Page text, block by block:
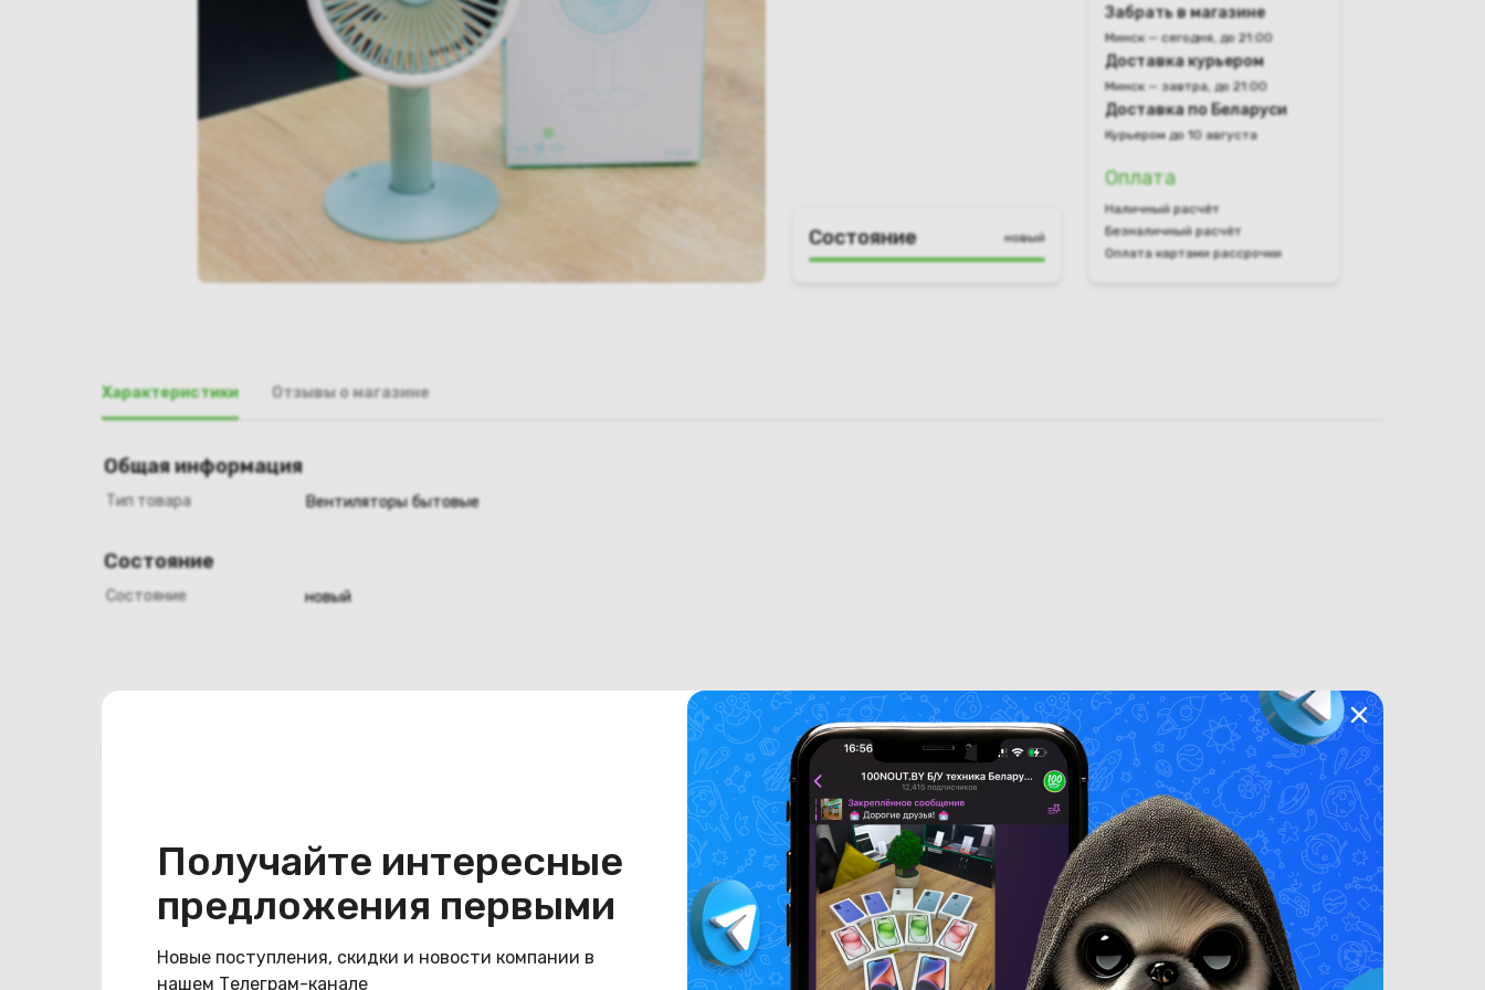
Получайте интересные
предложения первыми
Новые поступления, скидки и новости компании в
нашем Телеграм-канале
Состояние новый
Забрать в магазине
Минск — сегодня, до 21:00
Доставка курьером
Минск — завтра, до 21:00
Доставка по Беларуси
Курьером до 10 августа
Оплата
Наличный расчёт
Безналичный расчёт
Оплата картами рассрочки
Характеристики Отзывы о магазине
Общая информация
Тип товара Вентиляторы бытовые
Состояние
Состояние новый